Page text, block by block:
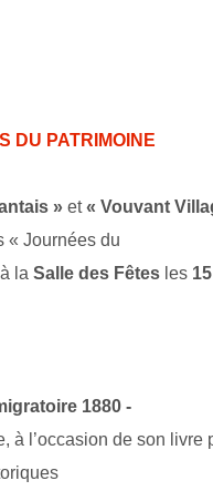
DU PATRIMOINE
» et« Vouvant
« Journées du
la Salle des Fêtes les
1880 -
à l’occasion de son livre